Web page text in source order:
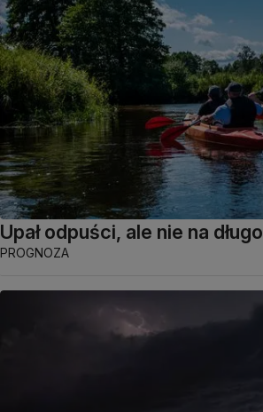
Upał odpuści, ale nie na długo
PROGNOZA